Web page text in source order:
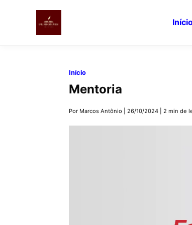
Início
Mentoria
Por Marcos Antônio 26/10/2024 2 min de